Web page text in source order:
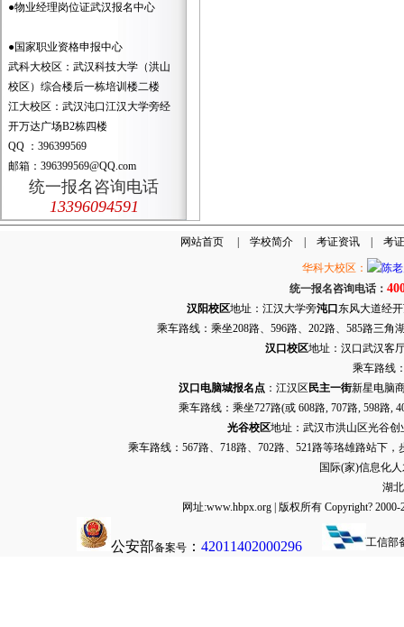
●物业经理岗位证武汉报名中心
●国家职业资格申报中心
武科大校区：武汉科技大学（洪山
校区）综合楼后一栋培训楼二楼
江大校区：武汉沌口江汉大学旁经
开万达广场B2栋四楼
QQ ：396399569
邮箱：396399569@QQ.com
统一报名咨询电话
13396094591
网站首页| 学校简介| 考证资讯| 考
华科大校区：
统一报名咨询电话：
汉阳校区地址：江汉大学旁沌口 东风大道经
乘车路线：乘坐208路、596路、202路、585路三
汉口校区地址：汉口武汉客
乘车路线
汉口电脑城报名点：江汉区 民主一街新星电脑
乘车路线：乘坐727路(或 608路, 707路, 598路,
光谷校区地址：武汉市洪山区光谷创
乘车路线：567路、718路、702路、521路等珞雄路站下
国际(家)信息化
湖
网址:www.hbpx.org | 版权所有 Copyright?
公安部备案号 ： 42011402000296 工信部